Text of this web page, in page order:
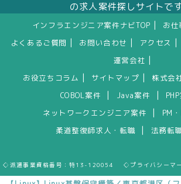
の求人案件探しサイトです
インフラエンジニア案件ナビTOP お仕
よくあるご質問 お問い合わせ アクセス
運営会社
お役立ちコラム サイトマップ
株式会
COBOL案件
Java案件
ネットワークエンジニア案件 PM
柔道整復師求人・転職 法務転
◇派遣事業資格番号：特13-120054 ◇プライバシーマ